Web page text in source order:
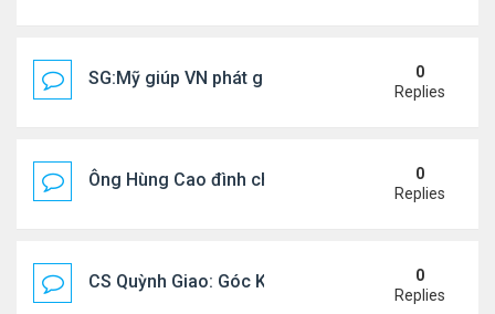
SG:Mỹ giúp VN phát giác xưởng sản xuất giày
0
Replies
Ông Hùng Cao đình chỉ công tác quan chức 'nói
0
Replies
CS Quỳnh Giao: Góc Khuất Của Căn Bệnh Đoạt
0
Replies